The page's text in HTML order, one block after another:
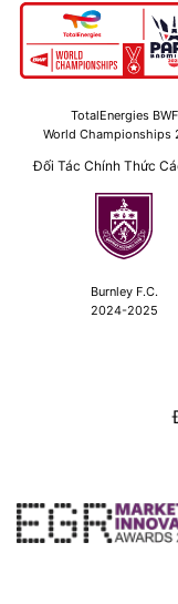
TotalEnergies BWF
World Championships
Đối Tác Chính Thức
Burnley F.C.
2024-2025